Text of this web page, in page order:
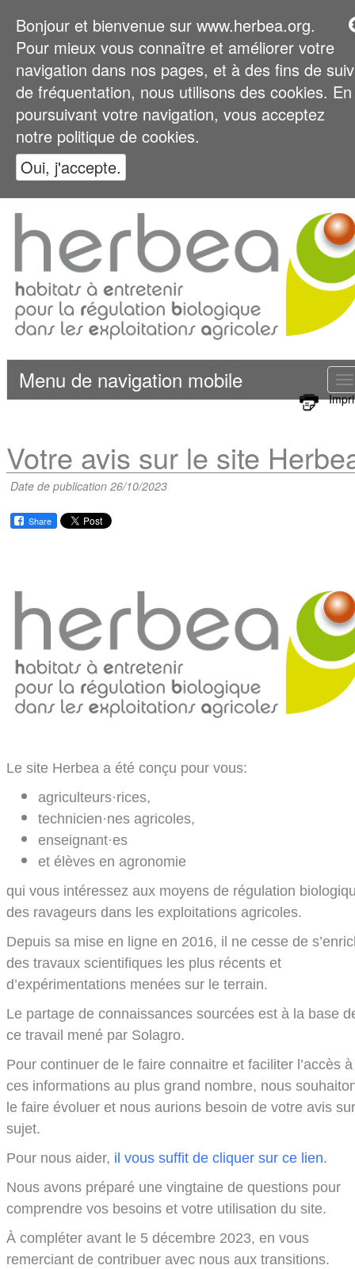
Bonjour et bienvenue sur www.herbea.org.
Pour mieux vous connaître et améliorer votre
navigation dans nos pages, et à des fins de
de fréquentation, nous utilisons des cookies. En
poursuivant votre navigation, vous acceptez
notre politique de cookies.
Oui, j'accepte.
Menu de navigation mobile
Votre avis sur le site
Date de publication 26/10/2023
Share
Le site Herbea a été conçu pour vous:
agriculteurs·rices,
technicien·nes agricoles,
enseignant·es
et élèves en agronomie
qui vous intéressez aux moyens de régulation
des ravageurs dans les exploitations agricoles.
Depuis sa mise en ligne en 2016, il ne cesse de
des travaux scientifiques les plus récents et
d’expérimentations menées sur le terrain.
Le partage de connaissances sourcées est à la base
ce travail mené par Solagro.
Pour continuer de le faire connaitre et faciliter l’accès à
ces informations au plus grand nombre, nous
le faire évoluer et nous aurions besoin de votre avis
sujet.
Pour nous aider, il vous suffit de cliquer sur ce lien.
Nous avons préparé une vingtaine de questions pour
comprendre vos besoins et votre utilisation du site.
À compléter avant le 5 décembre 2023, en vous
remerciant de contribuer avec nous aux transitions.